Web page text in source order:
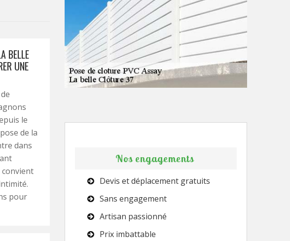
BELLE
UNE
le
de la
dans
convient
pour
Nos engagements
Devis et déplacement gratuits
Sans engagement
Artisan passionné
Prix imbattable